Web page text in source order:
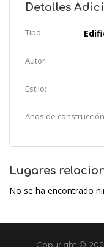
Detalles
Tipo:
Autor:
Estilo:
Años de
Lugares
No se ha encontrado
Copyright ©